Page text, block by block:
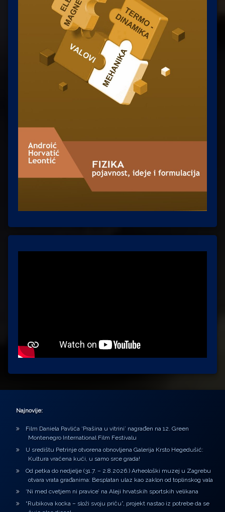
Najnovije:
Film Daniela Pavlića ‘Prašina u vitrini’ nagrađen na 12. Green
Montenegro International Film Festivalu
U središtu Petrinje otvorena obnovljena Galerija Krsto Hegedušić:
Kultura vraćena kući, u samo srce grada!
Od petka do nedjelje (31.7. – 2.8.2026.) Arheološki muzej u Zagrebu
otvara vrata građanima: Besplatan ulaz kao zaklon od toplinskog vala
‘Ni med cvetjem ni pravice’ na Aleji hrvatskih sportskih velikana
“Rubikova kocka – složi svoju priču”, projekt nastao iz potrebe da se